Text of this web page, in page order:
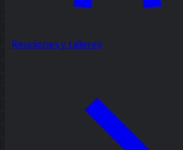
Reuniones y talleres